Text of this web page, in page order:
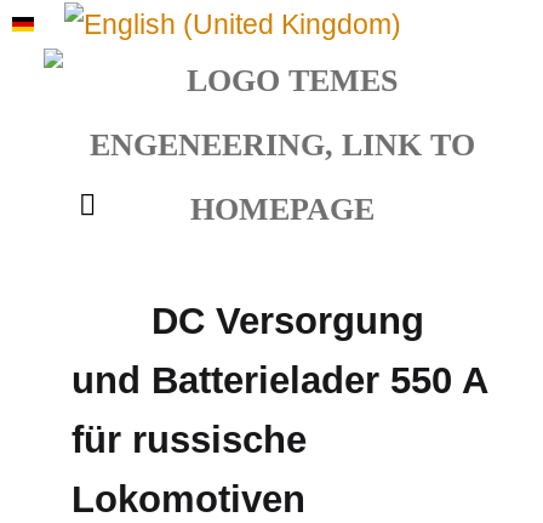
Sprache auswählen
DC Versorgung
und Batterielader 550 A
für russische
Lokomotiven